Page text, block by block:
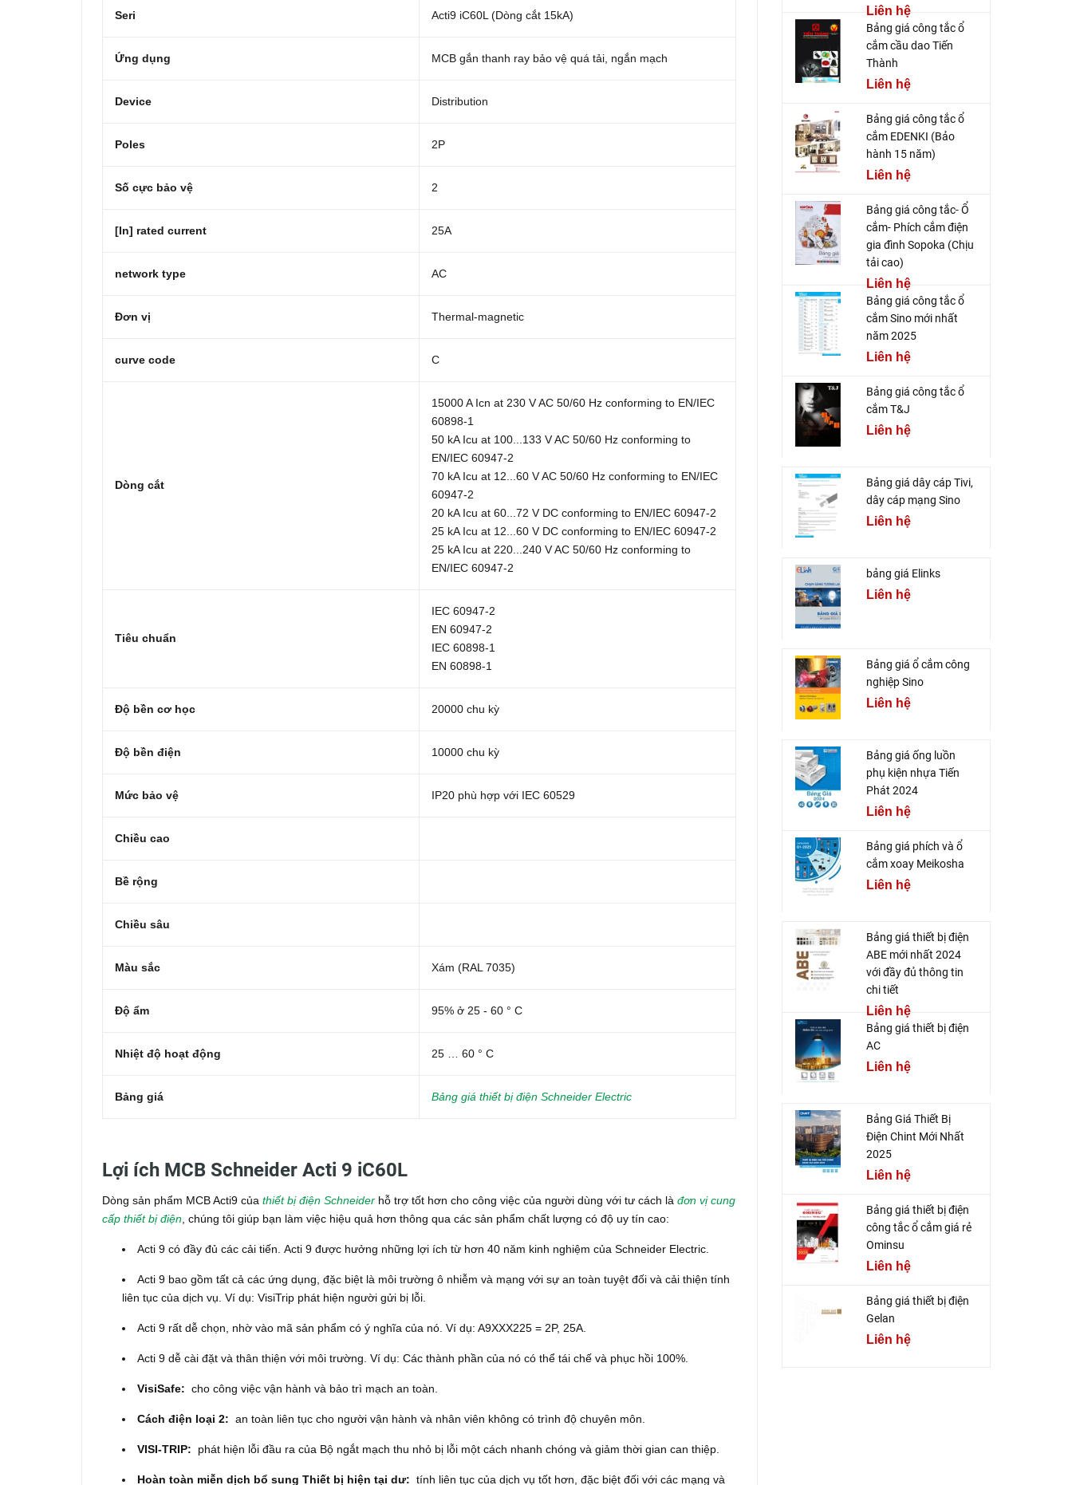
Seri Acti9 iC60L (Dòng cắt 15kA)
Ứng dụng MCB gắn thanh ray bảo vệ quá tải, ngắn mạch
Device Distribution
Poles 2P
Số cực bảo vệ 2
[In] rated current 25A
network type AC
Đơn vị Thermal-magnetic
curve code C
Dòng cắt
15000 A Icn at 230 V AC 50/60 Hz conforming to EN/IEC
60898-1
50 kA Icu at 100...133 V AC 50/60 Hz conforming to
EN/IEC 60947-2
70 kA Icu at 12...60 V AC 50/60 Hz conforming to EN/IEC
60947-2
20 kA Icu at 60...72 V DC conforming to EN/IEC 60947-2
25 kA Icu at 12...60 V DC conforming to EN/IEC 60947-2
25 kA Icu at 220...240 V AC 50/60 Hz conforming to
EN/IEC 60947-2
Tiêu chuẩn
IEC 60947-2
EN 60947-2
IEC 60898-1
EN 60898-1
Độ bền cơ học 20000 chu kỳ
Độ bền điện 10000 chu kỳ
Mức bảo vệ IP20 phù hợp với IEC 60529
Chiều cao
Bề rộng
Chiều sâu
Màu sắc Xám (RAL 7035)
Độ ẩm 95% ở 25 - 60 ° C
Nhiệt độ hoạt động 25 … 60 ° C
Bảng giá Bảng giá thiết bị điện Schneider Electric
Lợi ích MCB Schneider Acti 9 iC60L
Dòng sản phẩm MCB Acti9 của thiết bị điện Schneider hỗ trợ tốt hơn cho công việc của người dùng với tư cách là đơn vị cung
cấp thiết bị điện, chúng tôi giúp bạn làm việc hiệu quả hơn thông qua các sản phẩm chất lượng có độ uy tín cao:
Acti 9 có đầy đủ các cải tiến. Acti 9 được hưởng những lợi ích từ hơn 40 năm kinh nghiệm của Schneider Electric.
Acti 9 bao gồm tất cả các ứng dụng, đặc biệt là môi trường ô nhiễm và mạng với sự an toàn tuyệt đối và cải thiện tính
liên tục của dịch vụ. Ví dụ: VisiTrip phát hiện người gửi bị lỗi.
Acti 9 rất dễ chọn, nhờ vào mã sản phẩm có ý nghĩa của nó. Ví dụ: A9XXX225 = 2P, 25A.
Acti 9 dễ cài đặt và thân thiện với môi trường. Ví dụ: Các thành phần của nó có thể tái chế và phục hồi 100%.
VisiSafe: cho công việc vận hành và bảo trì mạch an toàn.
Cách điện loại 2: an toàn liên tục cho người vận hành và nhân viên không có trình độ chuyên môn.
VISI-TRIP: phát hiện lỗi đầu ra của Bộ ngắt mạch thu nhỏ bị lỗi một cách nhanh chóng và giảm thời gian can thiệp.
Hoàn toàn miễn dịch bổ sung Thiết bị hiện tại dư: tính liên tục của dịch vụ tốt hơn, đặc biệt đối với các mạng và
Liên hệ
Bảng giá công tắc ổ
cắm cầu dao Tiến
Thành
Liên hệ
Bảng giá công tắc ổ
cắm EDENKI (Bảo
hành 15 năm)
Liên hệ
Bảng giá công tắc- Ổ
cắm- Phích cắm điện
gia đình Sopoka (Chịu
tải cao)
Liên hệ
Bảng giá công tắc ổ
cắm Sino mới nhất
năm 2025
Liên hệ
Bảng giá công tắc ổ
cắm T&J
Liên hệ
Bảng giá dây cáp Tivi,
dây cáp mạng Sino
Liên hệ
bảng giá Elinks
Liên hệ
Bảng giá ổ cắm công
nghiệp Sino
Liên hệ
Bảng giá ống luồn
phụ kiện nhựa Tiến
Phát 2024
Liên hệ
Bảng giá phích và ổ
cắm xoay Meikosha
Liên hệ
Bảng giá thiết bị điện
ABE mới nhất 2024
với đầy đủ thông tin
chi tiết
Liên hệ
Bảng giá thiết bị điện
AC
Liên hệ
Bảng Giá Thiết Bị
Điện Chint Mới Nhất
2025
Liên hệ
Bảng giá thiết bị điện
công tắc ổ cắm giá rẻ
Ominsu
Liên hệ
Bảng giá thiết bị điện
Gelan
Liên hệ